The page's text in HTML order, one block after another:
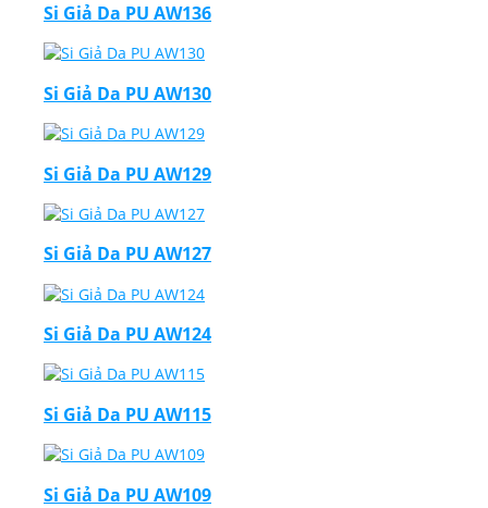
Si Giả Da PU AW136
Si Giả Da PU AW130
Si Giả Da PU AW129
Si Giả Da PU AW127
Si Giả Da PU AW124
Si Giả Da PU AW115
Si Giả Da PU AW109